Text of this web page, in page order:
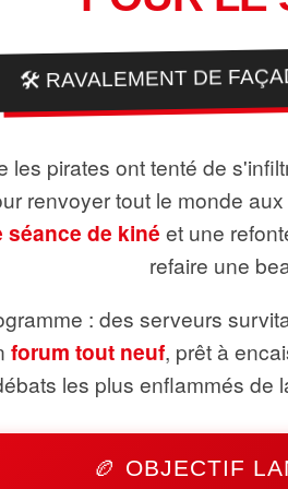
🛠️ RAVALEMENT DE
les pirates ont tenté de
renvoyer tout le monde
séance de kiné et une
refaire une
: des serveurs
forum tout neuf, prêt à
les plus enflammés de
🏉 OBJECTIF